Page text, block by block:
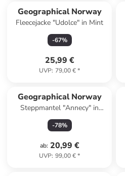
Geographical Norway
Fleecejacke "Udolce" in Mint
-67%
25,99 €
UVP: 79,00 €*
Geographical Norway
Steppmantel "Annecy" in
Beige
-78%
ab: 20,99 €
UVP: 99,00 €*